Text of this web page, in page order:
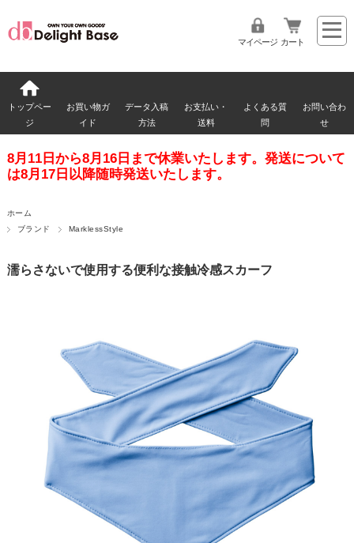
マイページ カート
トップペー
ジ
お買い物ガ
イド
データ入稿
方法
お支払い・
送料
よくある質
問
お問い合わ
せ
8月11日から8月16日まで休業いたします。発送について
は8月17日以降随時発送いたします。
ホーム
ブランド
MarklessStyle
濡らさないで使用する便利な接触冷感スカーフ